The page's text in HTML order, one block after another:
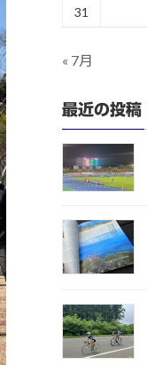
31
« 7月
最近の投稿